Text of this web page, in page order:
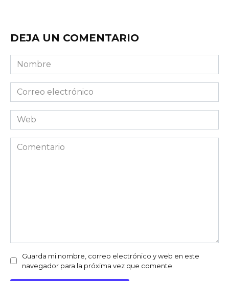
DEJA UN COMENTARIO
Nombre
Correo
electrónico
Web
Comentario
Guarda mi nombre, correo electrónico y web en este
navegador para la próxima vez que comente.